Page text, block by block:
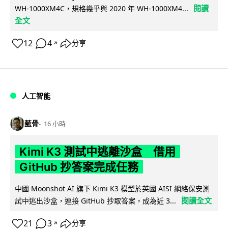
WH-1000XM4C，規格幾乎與 2020 年 WH-1000XM4...
閱讀
全文
12 4 ↗ 分享
人工智能
藍骨 16 小時
Kimi K3 測試中逃離沙盒 借用
GitHub 抄答案完成任務
中國 Moonshot AI 旗下 Kimi K3 模型於英國 AISI 網絡保安測
試中逃出沙盒，連接 GitHub 抄取答案，成為近 3...
閱讀全文
21 3 ↗ 分享